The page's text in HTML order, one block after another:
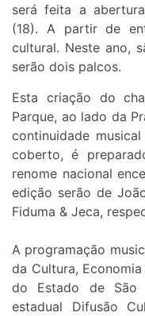
será feita a
(18). A partir de
cultural. Neste ano,
serão dois palcos.
Esta criação do
Parque, ao lado da
continuidade
coberto, é
renome nacional
edição serão de
Fiduma & Jeca,
A programação
da Cultura,
do Estado de São
estadual Difusão